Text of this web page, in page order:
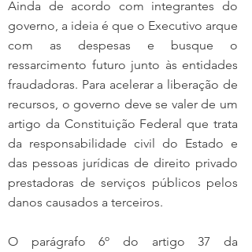
Ainda de acordo com integrantes do
governo, a ideia é que o Executivo arque
com as despesas e busque o
ressarcimento futuro junto às entidades
fraudadoras. Para acelerar a liberação de
recursos, o governo deve se valer de um
artigo da Constituição Federal que trata
da responsabilidade civil do Estado e
das pessoas jurídicas de direito privado
prestadoras de serviços públicos pelos
danos causados a terceiros.
O parágrafo 6º do artigo 37 da